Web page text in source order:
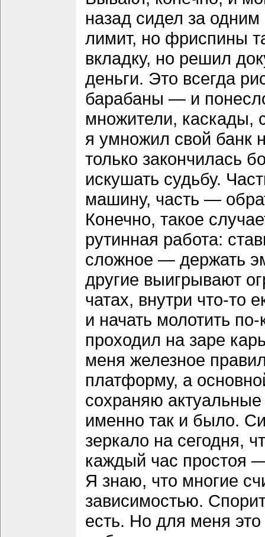
назад сидел за
лимит, но фриспины
вкладку, но решил
деньги. Это всегда
барабаны — и
множители, каскады,
я умножил свой банк
только закончилась
искушать судьбу.
машину, часть —
Конечно, такое
рутинная работа:
сложное — держать
другие выигрывают
чатах, внутри что-то
и начать молотить
проходил на заре
меня железное
платформу, а
сохраняю актуальные
именно так и было.
зеркало на сегодня,
каждый час простоя
Я знаю, что многие
зависимостью.
есть. Но для меня